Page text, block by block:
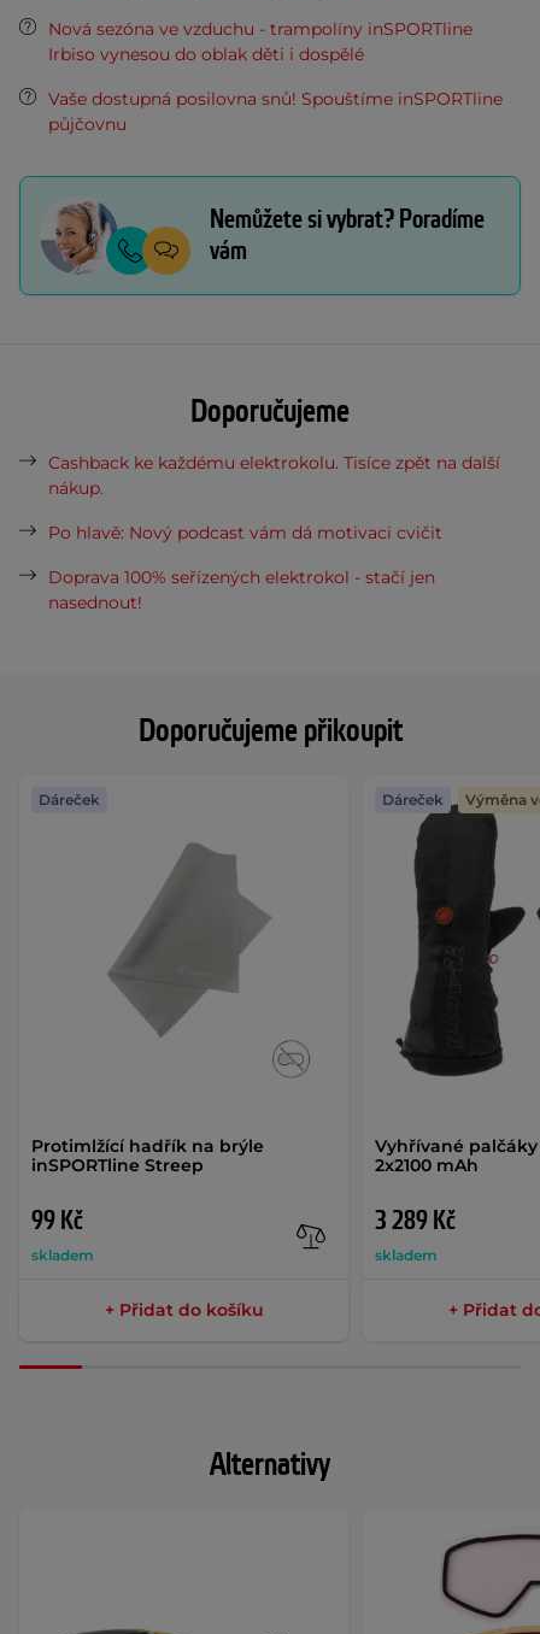
Doporučujeme přikoupit
Protimlžící hadřík na brýle
inSPORTline Streep
99 Kč
skladem
Dáreček
+ Přidat do košíku
Vyhřívané palčáky
2x2100 mAh
3 289 Kč
skladem
Dáreček Výměna
+ Přidat
Nová sezóna ve vzduchu - trampolíny inSPORTline
Irbiso vynesou do oblak děti i dospělé
Vaše dostupná posilovna snů! Spouštíme inSPORTline
půjčovnu
Nemůžete si vybrat? Poradíme
vám
Doporučujeme
Cashback ke každému elektrokolu. Tisíce zpět na další
nákup.
Po hlavě: Nový podcast vám dá motivaci cvičit
Doprava 100% seřízených elektrokol - stačí jen
nasednout!
Alternativy